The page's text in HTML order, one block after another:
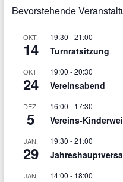
Bevorstehende
OKT.
14
19:30 -21:00
Turnratsitzung
OKT.
24
19:00 -20:30
Vereinsabend
DEZ.
5
16:00 - 17:30
Vereins-
JAN.
29
19:30 -21:00
JAN. 14:00 - 18:00